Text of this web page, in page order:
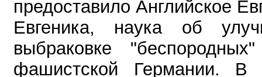
предоставило Английское
Евгеника, наука об
выбраковке
фашистской Германии.